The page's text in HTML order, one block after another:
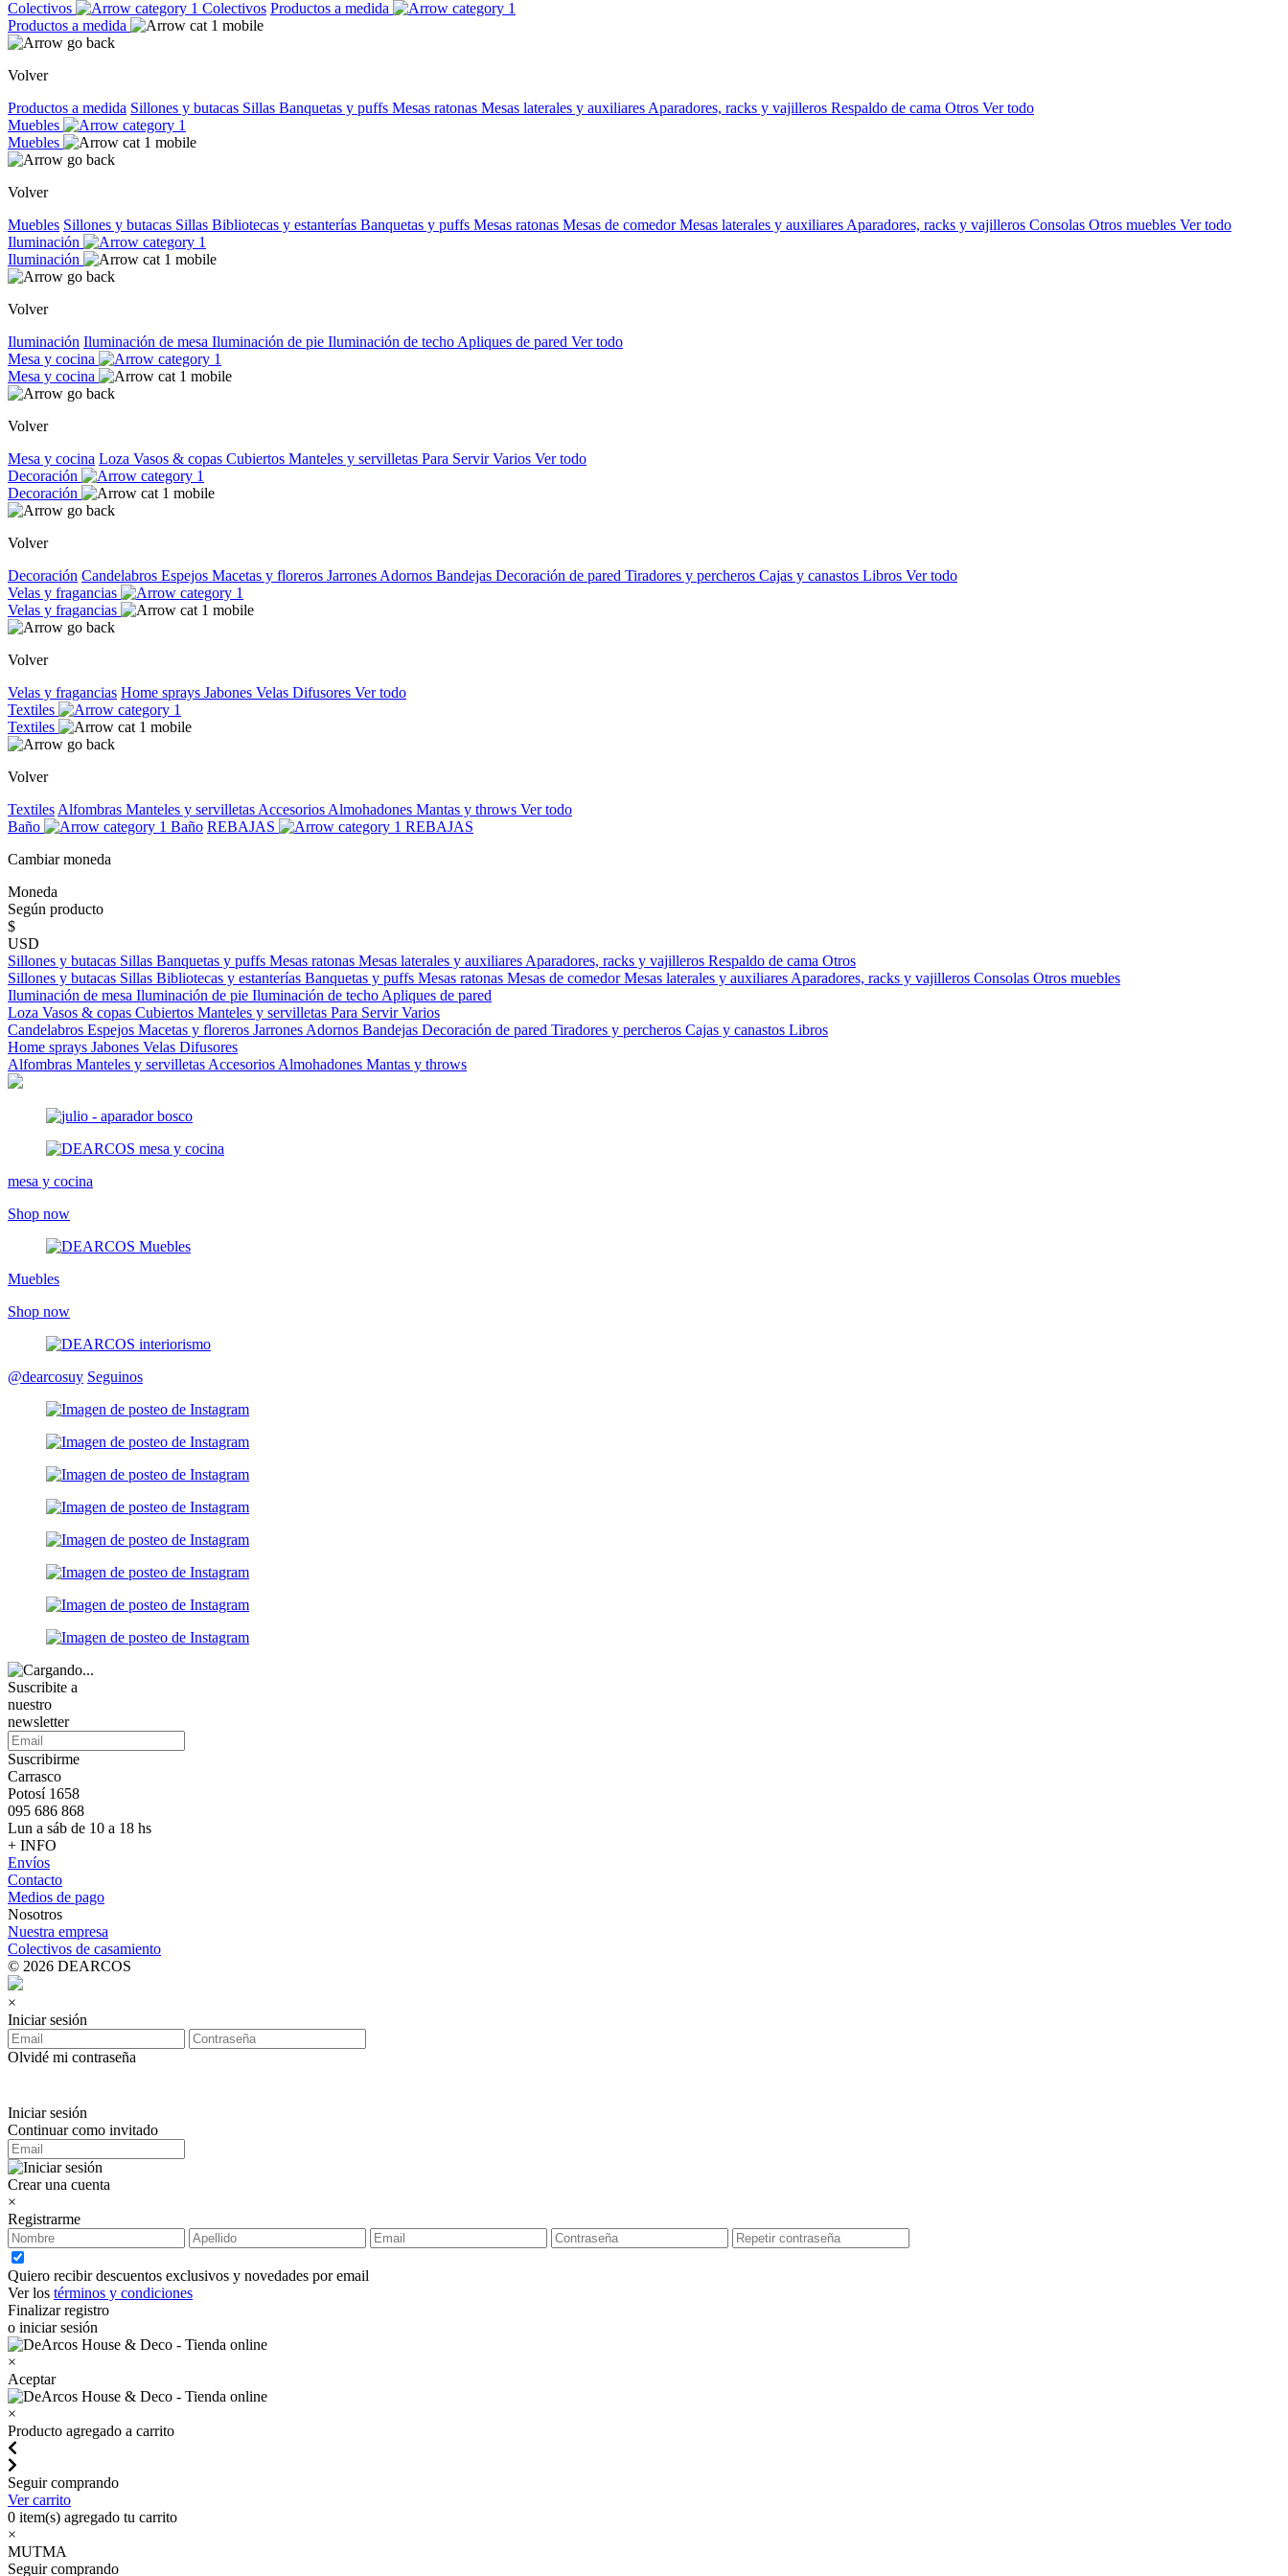
Colectivos Colectivos Productos a medida
Productos a medida
Volver
Productos a medida Sillones y butacas Sillas Banquetas y puffs Mesas ratonas Mesas laterales y auxiliares Aparadores, racks y vajilleros Respaldo de cama Otros Ver todo
Muebles
Muebles
Volver
Muebles Sillones y butacas Sillas Bibliotecas y estanterías Banquetas y puffs Mesas ratonas Mesas de comedorMesas laterales y auxiliares Aparadores, racks y vajilleros Consolas Otros muebles Ver todo
Iluminación
Iluminación
Volver
Iluminación Iluminación de mesa Iluminación de pie Iluminación de techo Apliques de pared Ver todo
Mesa y cocina
Mesa y cocina
Volver
Mesa y cocina Loza Vasos & copas Cubiertos Manteles y servilletas Para ServirVarios Ver todo
Decoración
Decoración
Volver
Decoración Candelabros Espejos Macetas y floreros Jarrones Adornos Bandejas Decoración de pared Tiradores y percheros Cajas y canastos Libros Ver todo
Velas y fragancias
Velas y fragancias
Volver
Velas y fragancias Home sprays Jabones Velas Difusores Ver todo
Textiles
Textiles
Volver
Textiles Alfombras Manteles y servilletas Accesorios Almohadones Mantas y throws Ver todo
Baño
Baño REBAJAS
REBAJAS
Cambiar moneda
Moneda
Según producto
$
USD
Sillones y butacas Sillas Banquetas y puffs Mesas ratonas Mesas laterales y auxiliares Aparadores, racks y vajilleros Respaldo de cama Otros
Sillones y butacas Sillas Bibliotecas y estanterías Banquetas y puffs Mesas ratonas Mesas de comedorMesas laterales y auxiliares Aparadores, racks y vajilleros Consolas Otros muebles
Iluminación de mesa Iluminación de pie Iluminación de techo Apliques de pared
Loza Vasos & copas Cubiertos Manteles y servilletas Para ServirVarios
Candelabros Espejos Macetas y floreros Jarrones Adornos Bandejas Decoración de pared Tiradores y percheros Cajas y canastos Libros
Home sprays Jabones Velas Difusores
Alfombras Manteles y servilletas Accesorios Almohadones Mantas y throws
mesa y cocina
Shop now
Muebles
Shop now
@dearcosuy Seguinos
Suscribite a
nuestro
newsletter
Suscribirme
Carrasco
Potosí 1658
095 686 868
Lun a sáb de 10 a 18 hs
+ INFO
Envíos
Contacto
Medios de pago
Nosotros
Nuestra empresa
Colectivos de casamiento
© 2026 DEARCOS
×
Iniciar sesión
Olvidé mi contraseña
Iniciar sesión
Continuar como invitado
Crear una cuenta
×
Registrarme
Quiero recibir descuentos exclusivos y novedades por email
Ver los términos y condiciones
Finalizar registro
o iniciar sesión
×
Aceptar
×
Producto agregado a carrito
Seguir comprando
Ver carrito
0 item(s) agregado tu carrito
×
MUTMA
Seguir comprando